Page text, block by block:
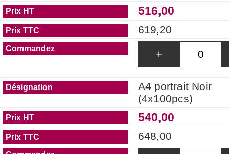
516,00
619,20
+
A4 portrait Noir
(4x100pcs)
540,00
648,00